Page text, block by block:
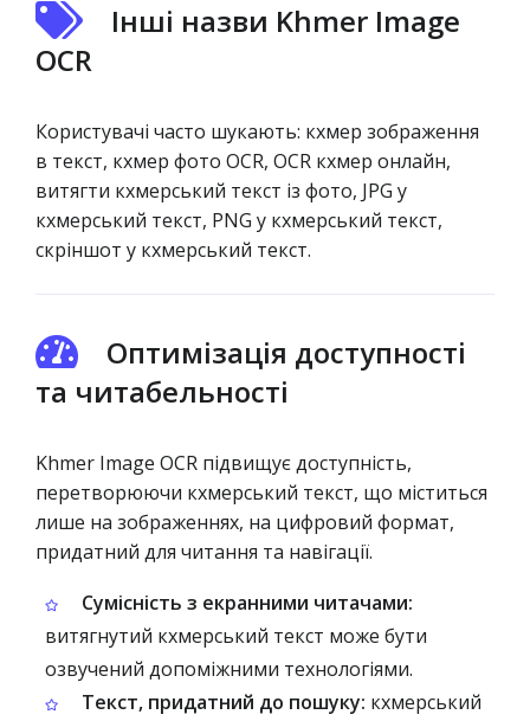
Інші назви Khmer Image
OCR
Користувачі часто шукають: кхмер зображення
в текст, кхмер фото OCR, OCR кхмер онлайн,
витягти кхмерський текст із фото, JPG у
кхмерський текст, PNG у кхмерський текст,
скріншот у кхмерський текст.
Оптимізація доступності
та читабельності
Khmer Image OCR підвищує доступність,
перетворюючи кхмерський текст, що міститься
лише на зображеннях, на цифровий формат,
придатний для читання та навігації.
Сумісність з екранними читачами:
витягнутий кхмерський текст може бути
озвучений допоміжними технологіями.
Текст, придатний до пошуку: кхмерський